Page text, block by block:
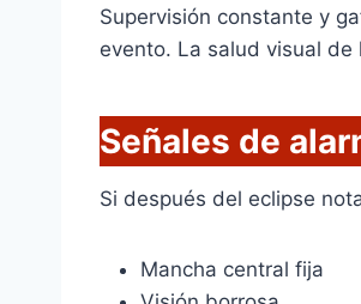
Supervisión constante y
evento. La salud visual
Señales de
Si después del eclipse
Mancha central fija